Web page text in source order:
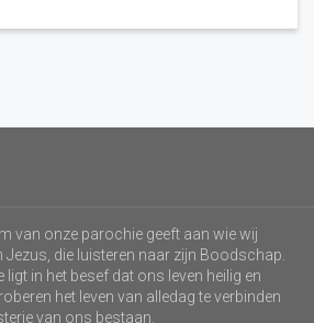
van onze parochie geeft aan wie wij
Jezus, die luisteren naar zijn Boodschap.
in het besef dat ons leven heilig en
het leven van alledag te verbinden
van ons bestaan.